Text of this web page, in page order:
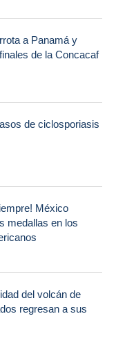
a Panamá y
de la Concacaf
de ciclosporiasis
México
medallas en los
del volcán de
regresan a sus